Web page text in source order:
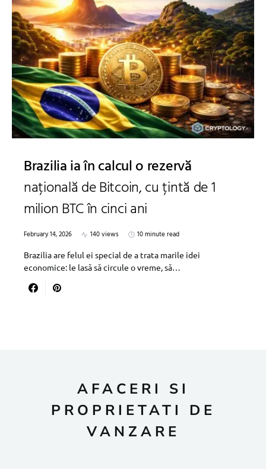
Brazilia ia în calcul o rezervă
națională de Bitcoin, cu țintă de 1
milion BTC în cinci ani
February 14, 2026 140 views
10 minute read
Brazilia are felul ei special de a trata marile idei
economice: le lasă să circule o vreme, să…
AFACERI SI
PROPRIETATI DE
VANZARE